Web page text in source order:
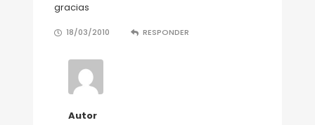
gracias
18/03/2010 RESPONDER
Autor